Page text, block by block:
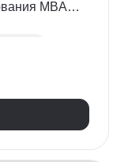
MBA